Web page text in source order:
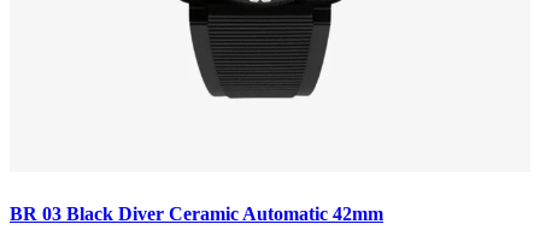
BR 03 Black Diver Ceramic Automatic 42mm